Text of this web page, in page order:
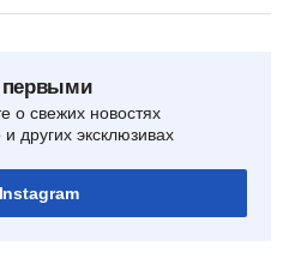
первыми
о свежих новостях
других эксклюзивах